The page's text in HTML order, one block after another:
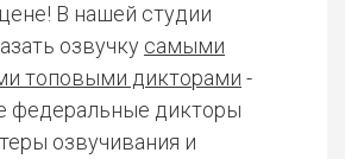
В нашей студии
озвучку самыми
топовыми дикторами -
федеральные дикторы
озвучивания и